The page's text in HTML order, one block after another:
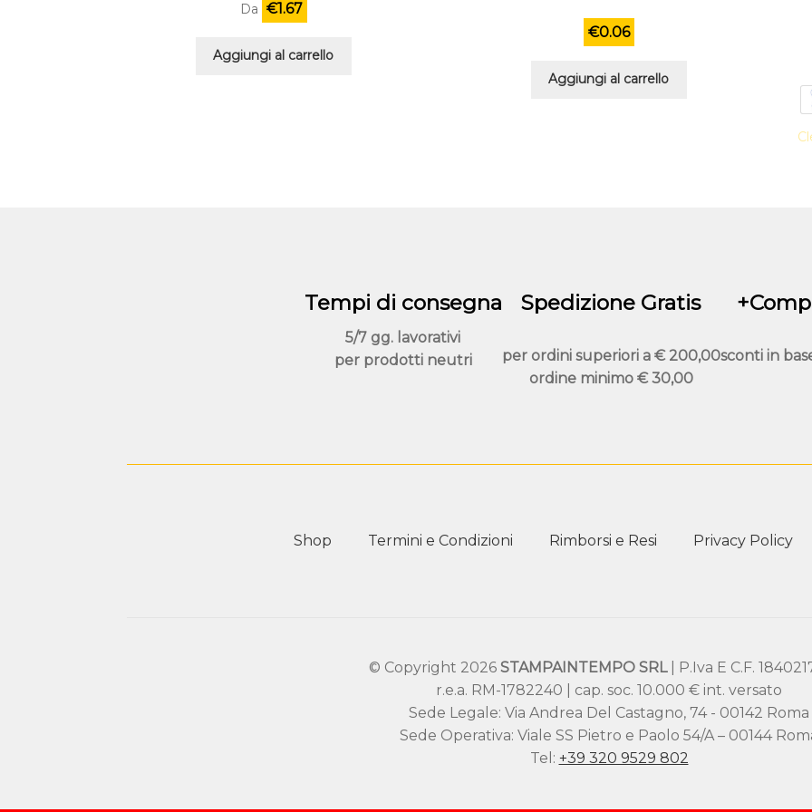
Da €1.67
Aggiungi al carrello
€0.06
Aggiungi al carrello
Tempi di consegna
5/7 gg. lavorativi
per prodotti neutri
Spedizione Gratis
per ordini superiori a € 200,00
ordine minimo€ 30,00
sconti in
Shop Termini e Condizioni Rimborsi e Resi Privacy Policy
© Copyright 2026 STAMPAINTEMPO SRL| P.Iva E C.F.
r.e.a. RM-1782240 | cap. soc. 10.000 € int. versato
Sede Legale: Via Andrea Del Castagno, 74 - 00142 Roma
Sede Operativa: Viale SS Pietro e Paolo 54/A – 00144
Tel: +39 320 9529 802